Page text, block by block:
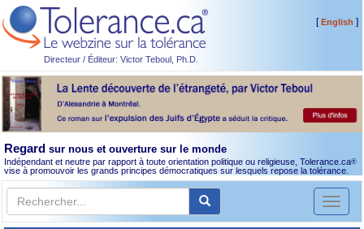
Directeur / Éditeur: Victor Teboul, Ph.D.
[English ]
Regard sur nous et ouverture sur le monde
Indépendant et neutre par rapport à toute orientation politique ou religieuse, Tolerance.ca®
vise à promouvoir les grands principes démocratiques sur lesquels repose la tolérance.
Toggle